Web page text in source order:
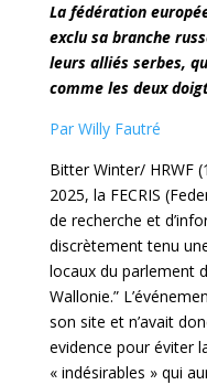
La fédération
exclu sa branche
leurs alliés serbes,
comme les deux
Par Willy Fautré
Bitter Winter/ HRWF
2025, la FECRIS
de recherche et
discrètement tenu
locaux du parlement
Wallonie.”
son site et n’avait
evidence pour éviter
« indésirables » qui